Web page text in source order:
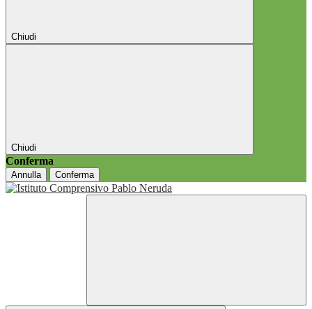
Chiudi
Chiudi
Conferma
Annulla Conferma